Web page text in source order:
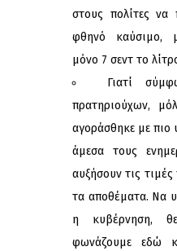
στους πολίτες να
φθηνό καύσιμο,
μόνο 7 σεντ το
Γιατί
πρατηριούχων,
αγοράσθηκε με πιο
άμεσα τους
αυξήσουν τις
τα αποθέματα. Να
η κυβέρνηση,
φωνάζουμε εδώ